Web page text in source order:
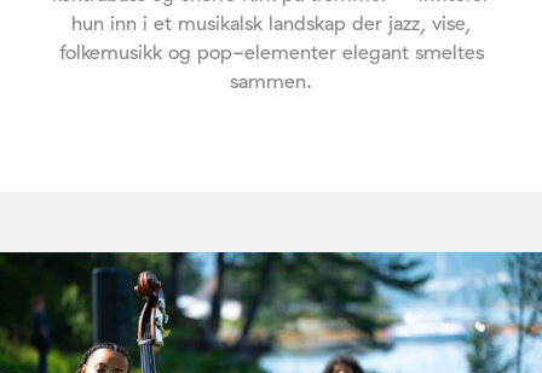
hun inn i et musikalsk landskap der jazz, vise,
folkemusikk og pop-elementer elegant smeltes
sammen.